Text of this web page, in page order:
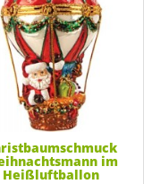
im
Heißluftballon